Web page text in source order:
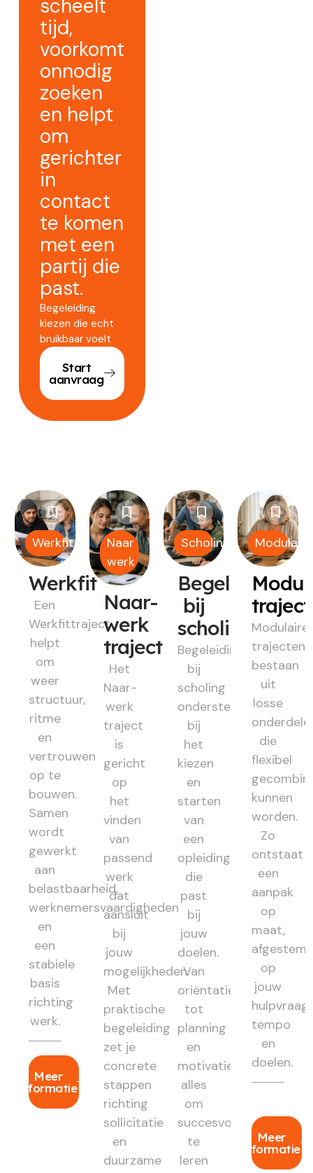
scheelt
tijd,
voorkomt
onnodig
zoeken
en helpt
om
gerichter
in
contact
te komen
met een
partij die
past.
Begeleiding
kiezen die echt
bruikbaar voelt
Start
aanvraag
Werkfit
Werkfit
Een
Werkfittraject
helpt
om
weer
structuur,
ritme
en
vertrouwen
op te
bouwen.
Samen
wordt
gewerkt
aan
belastbaarheid,
werknemersvaardigheden
en
een
stabiele
basis
richting
werk.
Meer
informatie
Naar
werk
Naar-
werk
traject
Het
Naar-
werk
traject
is
gericht
op
het
vinden
van
passend
werk
dat
aansluit
bij
jouw
mogelijkheden.
Met
praktische
begeleiding
zet je
concrete
stappen
richting
sollicitatie
en
duurzame
Scholing
Begeleiding
bij
scholing
Begeleiding
bij
scholing
ondersteunt
bij
het
kiezen
en
starten
van
een
opleiding
die
past
bij
jouw
doelen.
Van
oriëntatie
tot
planning
en
motivatie:
alles
om
succesvol
te
leren
Modulair
Modulaire
trajecten
bestaan
uit
losse
die
flexibel
kunnen
worden.
Zo
ontstaat
een
aanpak
op
maat,
op
jouw
hulpvraag,
tempo
en
doelen.
Meer
informatie